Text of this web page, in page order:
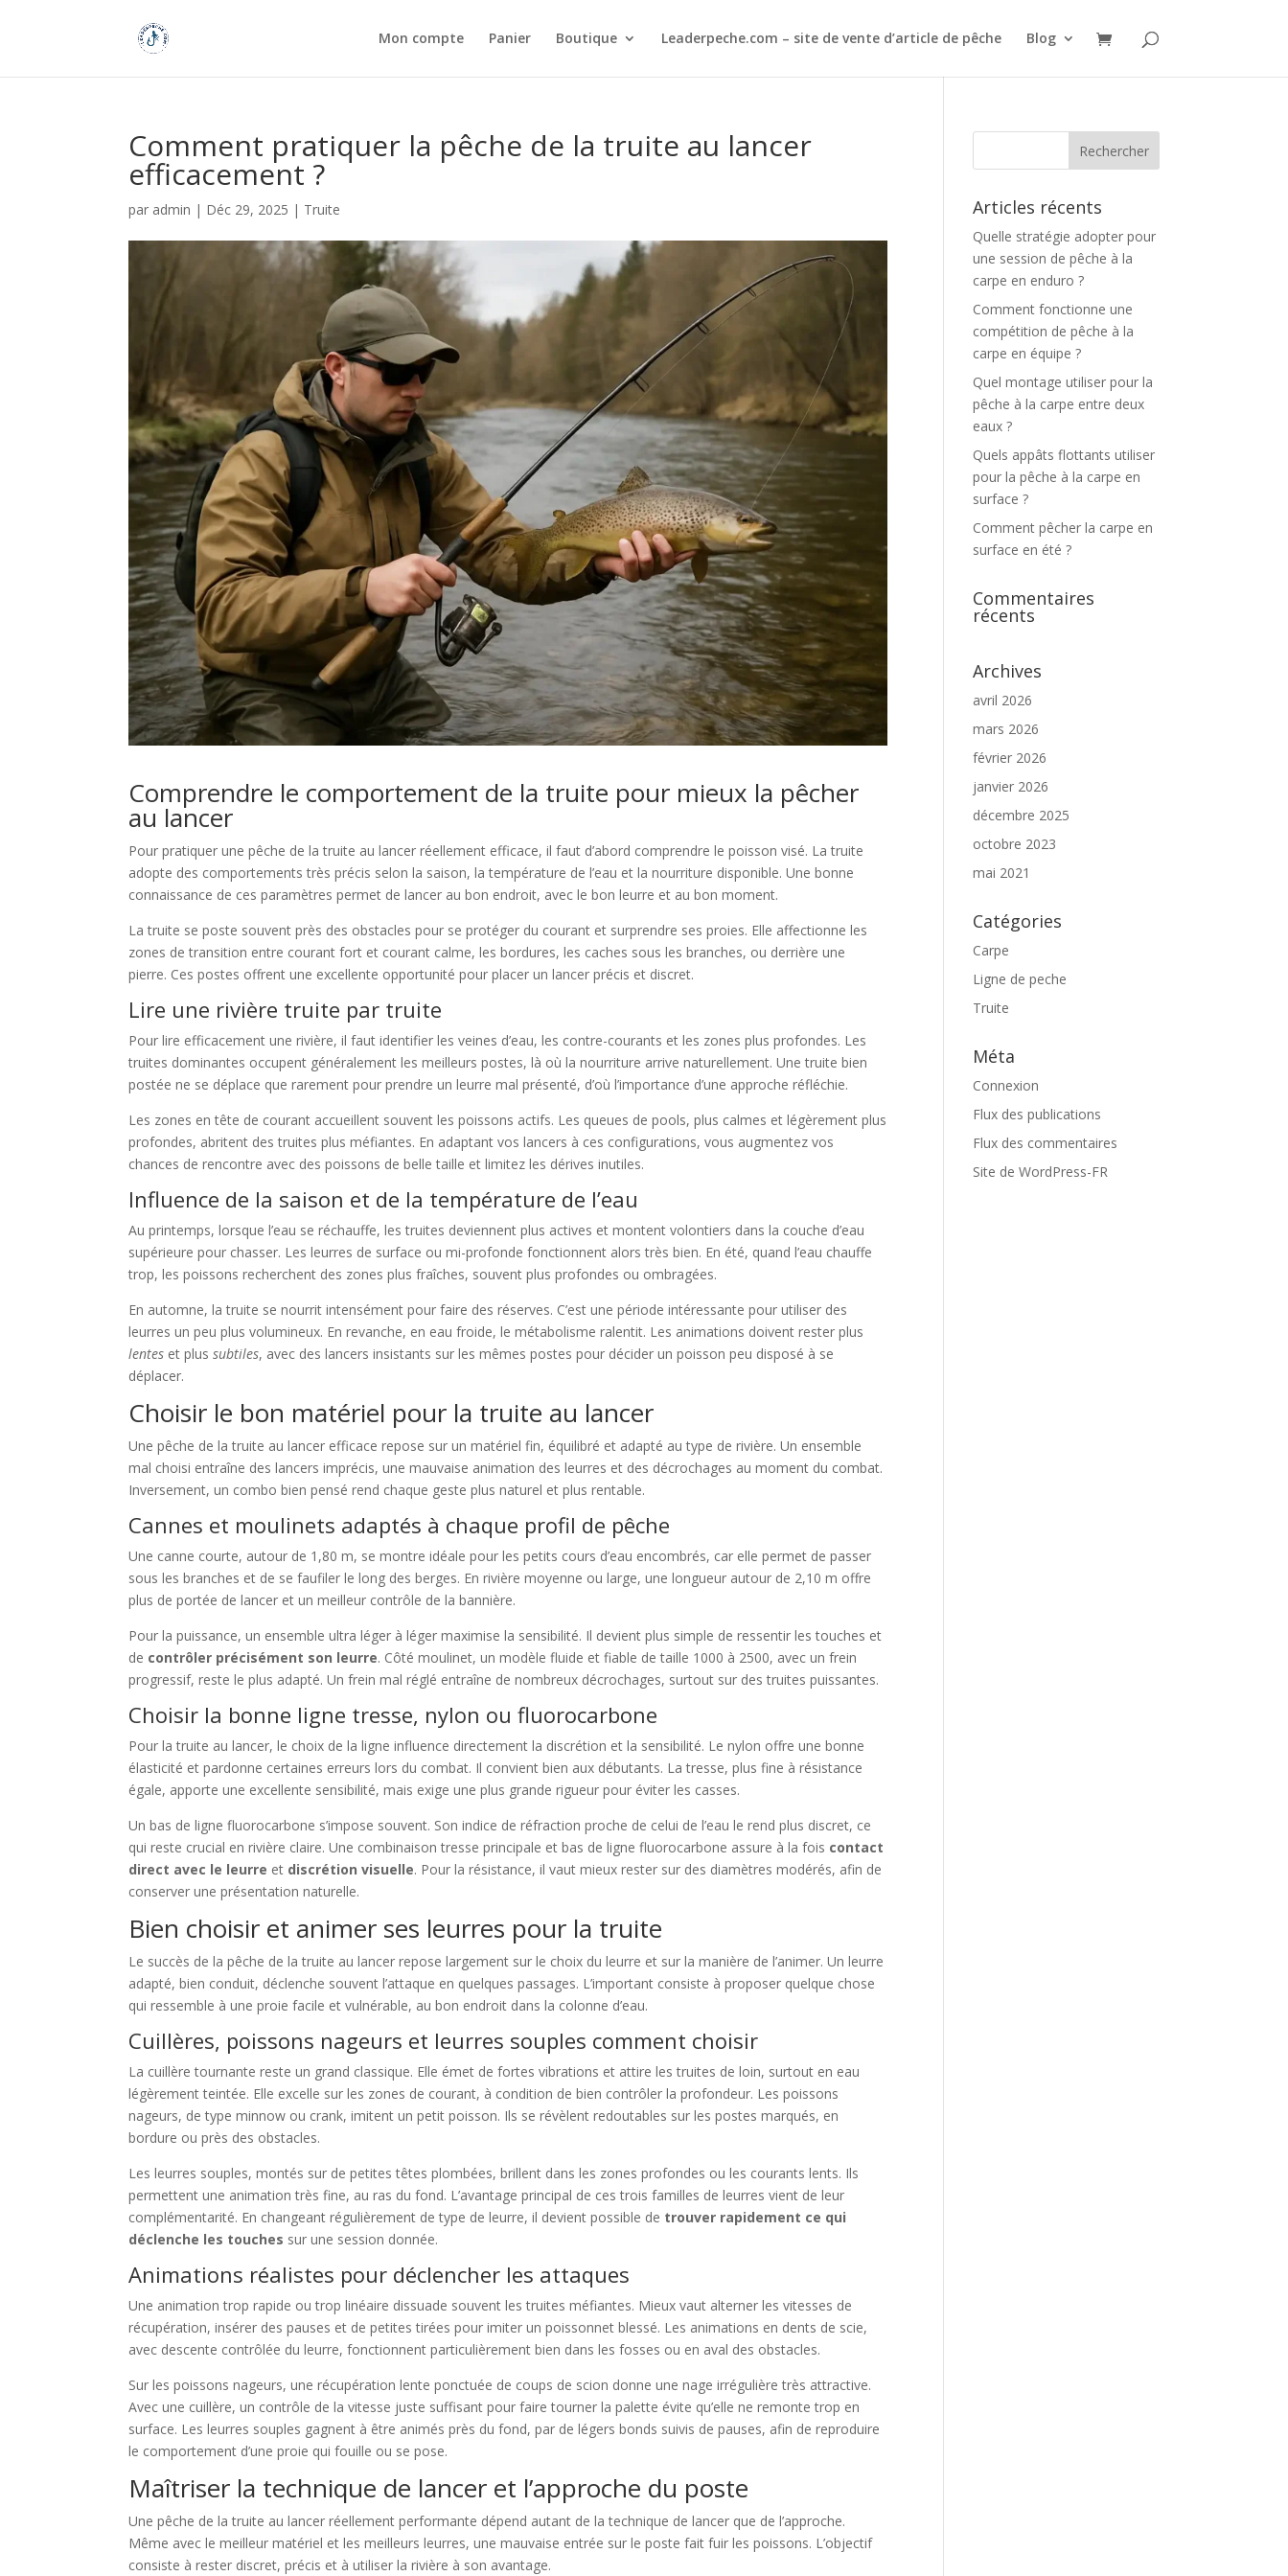
Mon compte Panier Boutique Leaderpeche.com – site de vente d’article de pêche Blog
Comment pratiquer la pêche de la truite au lancer
efficacement ?
par admin | Déc 29, 2025 | Truite
Comprendre le comportement de la truite pour mieux la pêcher
au lancer
Pour pratiquer une pêche de la truite au lancer réellement efficace, il faut d’abord comprendre le poisson visé. La truite
adopte des comportements très précis selon la saison, la température de l’eau et la nourriture disponible. Une bonne
connaissance de ces paramètres permet de lancer au bon endroit, avec le bon leurre et au bon moment.
La truite se poste souvent près des obstacles pour se protéger du courant et surprendre ses proies. Elle affectionne les
zones de transition entre courant fort et courant calme, les bordures, les caches sous les branches, ou derrière une
pierre. Ces postes offrent une excellente opportunité pour placer un lancer précis et discret.
Lire une rivière truite par truite
Pour lire efficacement une rivière, il faut identifier les veines d’eau, les contre-courants et les zones plus profondes. Les
truites dominantes occupent généralement les meilleurs postes, là où la nourriture arrive naturellement. Une truite bien
postée ne se déplace que rarement pour prendre un leurre mal présenté, d’où l’importance d’une approche réfléchie.
Les zones en tête de courant accueillent souvent les poissons actifs. Les queues de pools, plus calmes et légèrement plus
profondes, abritent des truites plus méfiantes. En adaptant vos lancers à ces configurations, vous augmentez vos
chances de rencontre avec des poissons de belle taille et limitez les dérives inutiles.
Influence de la saison et de la température de l’eau
Au printemps, lorsque l’eau se réchauffe, les truites deviennent plus actives et montent volontiers dans la couche d’eau
supérieure pour chasser. Les leurres de surface ou mi-profonde fonctionnent alors très bien. En été, quand l’eau chauffe
trop, les poissons recherchent des zones plus fraîches, souvent plus profondes ou ombragées.
En automne, la truite se nourrit intensément pour faire des réserves. C’est une période intéressante pour utiliser des
leurres un peu plus volumineux. En revanche, en eau froide, le métabolisme ralentit. Les animations doivent rester plus
lentes et plussubtiles, avec des lancers insistants sur les mêmes postes pour décider un poisson peu disposé à se
déplacer.
Choisir le bon matériel pour la truite au lancer
Une pêche de la truite au lancer efficace repose sur un matériel fin, équilibré et adapté au type de rivière. Un ensemble
mal choisi entraîne des lancers imprécis, une mauvaise animation des leurres et des décrochages au moment du combat.
Inversement, un combo bien pensé rend chaque geste plus naturel et plus rentable.
Cannes et moulinets adaptés à chaque profil de pêche
Une canne courte, autour de 1,80 m, se montre idéale pour les petits cours d’eau encombrés, car elle permet de passer
sous les branches et de se faufiler le long des berges. En rivière moyenne ou large, une longueur autour de 2,10 m offre
plus de portée de lancer et un meilleur contrôle de la bannière.
Pour la puissance, un ensemble ultra léger à léger maximise la sensibilité. Il devient plus simple de ressentir les touches et
de contrôler précisément son leurre. Côté moulinet, un modèle fluide et fiable de taille 1000 à 2500, avec un frein
progressif, reste le plus adapté. Un frein mal réglé entraîne de nombreux décrochages, surtout sur des truites puissantes.
Choisir la bonne ligne tresse, nylon ou fluorocarbone
Pour la truite au lancer, le choix de la ligne influence directement la discrétion et la sensibilité. Le nylon offre une bonne
élasticité et pardonne certaines erreurs lors du combat. Il convient bien aux débutants. La tresse, plus fine à résistance
égale, apporte une excellente sensibilité, mais exige une plus grande rigueur pour éviter les casses.
Un bas de ligne fluorocarbone s’impose souvent. Son indice de réfraction proche de celui de l’eau le rend plus discret, ce
qui reste crucial en rivière claire. Une combinaison tresse principale et bas de ligne fluorocarbone assure à la fois contact
direct avec le leurre et discrétion visuelle. Pour la résistance, il vaut mieux rester sur des diamètres modérés, afin de
conserver une présentation naturelle.
Bien choisir et animer ses leurres pour la truite
Le succès de la pêche de la truite au lancer repose largement sur le choix du leurre et sur la manière de l’animer. Un leurre
adapté, bien conduit, déclenche souvent l’attaque en quelques passages. L’important consiste à proposer quelque chose
qui ressemble à une proie facile et vulnérable, au bon endroit dans la colonne d’eau.
Cuillères, poissons nageurs et leurres souples comment choisir
La cuillère tournante reste un grand classique. Elle émet de fortes vibrations et attire les truites de loin, surtout en eau
légèrement teintée. Elle excelle sur les zones de courant, à condition de bien contrôler la profondeur. Les poissons
nageurs, de type minnow ou crank, imitent un petit poisson. Ils se révèlent redoutables sur les postes marqués, en
bordure ou près des obstacles.
Les leurres souples, montés sur de petites têtes plombées, brillent dans les zones profondes ou les courants lents. Ils
permettent une animation très fine, au ras du fond. L’avantage principal de ces trois familles de leurres vient de leur
complémentarité. En changeant régulièrement de type de leurre, il devient possible de trouver rapidement ce qui
déclenche les touches sur une session donnée.
Animations réalistes pour déclencher les attaques
Une animation trop rapide ou trop linéaire dissuade souvent les truites méfiantes. Mieux vaut alterner les vitesses de
récupération, insérer des pauses et de petites tirées pour imiter un poissonnet blessé. Les animations en dents de scie,
avec descente contrôlée du leurre, fonctionnent particulièrement bien dans les fosses ou en aval des obstacles.
Sur les poissons nageurs, une récupération lente ponctuée de coups de scion donne une nage irrégulière très attractive.
Avec une cuillère, un contrôle de la vitesse juste suffisant pour faire tourner la palette évite qu’elle ne remonte trop en
surface. Les leurres souples gagnent à être animés près du fond, par de légers bonds suivis de pauses, afin de reproduire
le comportement d’une proie qui fouille ou se pose.
Maîtriser la technique de lancer et l’approche du poste
Une pêche de la truite au lancer réellement performante dépend autant de la technique de lancer que de l’approche.
Même avec le meilleur matériel et les meilleurs leurres, une mauvaise entrée sur le poste fait fuir les poissons. L’objectif
consiste à rester discret, précis et à utiliser la rivière à son avantage.
Articles récents
Quelle stratégie adopter pour
une session de pêche à la
carpe en enduro ?
Comment fonctionne une
compétition de pêche à la
carpe en équipe ?
Quel montage utiliser pour la
pêche à la carpe entre deux
eaux ?
Quels appâts flottants utiliser
pour la pêche à la carpe en
surface ?
Comment pêcher la carpe en
surface en été ?
Commentaires
récents
Archives
avril 2026
mars 2026
février 2026
janvier 2026
décembre 2025
octobre 2023
mai 2021
Catégories
Carpe
Ligne de peche
Truite
Méta
Connexion
Flux des publications
Flux des commentaires
Site de WordPress-FR